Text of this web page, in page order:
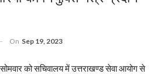
On Sep 19, 2023
को सचिवालय में उत्तराखण्ड सेवा आयोग से